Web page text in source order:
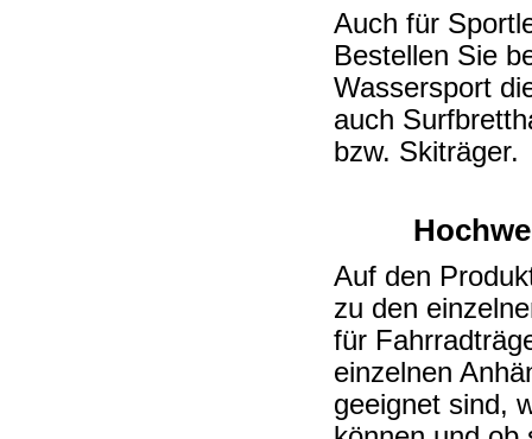
Auch für
Bestellen Sie
Wassersport
auch
bzw. Skiträger.
Auf den
zu den
für
einzelnen
geeignet sind,